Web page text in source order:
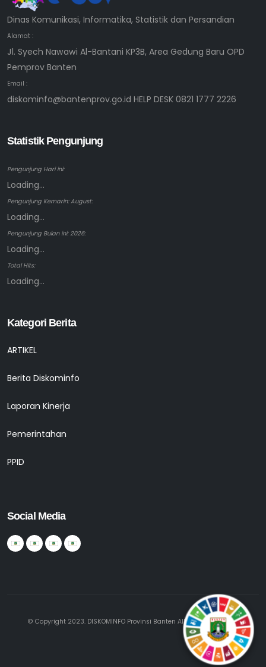
Dinas Komunikasi, Informatika, Statistik dan Persandian
Alamat :
Jl. Syech Nawawi Al-Bantani KP3B, Area Gedung Baru OPD
Pemprov Banten
Email :
diskominfo@bantenprov.go.id HELP DESK 0821 1777 2226
Statistik Pengunjung
Pengunjung Hari ini:
Loading...
Pengunjung Kemarin: August:
Loading...
Pengunjung Bulan ini: 2026:
Loading...
Total Hits:
Loading...
Kategori Berita
ARTIKEL
Berita Diskominfo
Laporan Kinerja
Pemerintahan
PPID
Social Media
© Copyright 2023. DISKOMINFO Provinsi Banten All Rights Reserved.